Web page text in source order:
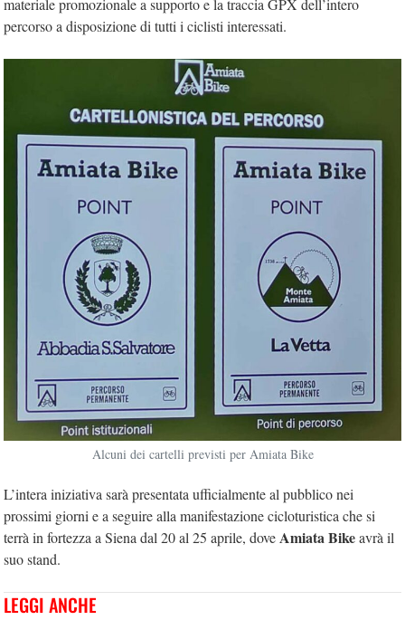
materiale promozionale a supporto e la traccia GPX dell’intero
percorso a disposizione di tutti i ciclisti interessati.
Alcuni dei cartelli previsti per Amiata Bike
L’intera iniziativa sarà presentata ufficialmente al pubblico nei
prossimi giorni e a seguire alla manifestazione cicloturistica che si
terrà in fortezza a Siena dal 20 al 25 aprile, doveAmiata Bikeavrà il
suo stand.
LEGGI ANCHE